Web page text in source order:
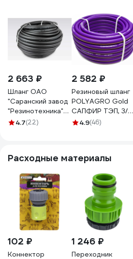
2 663 ₽
Шланг ОАО
"Саранский завод
"Резинотехника"
резиновый,
поливочный 20м
20м
4.7(22)
2 582 ₽
Резиновый шланг
POLYAGRO Gold
САПФИР ТЭП, 3/4",
15 м,
7559715
4.9(46)
Расходные материалы
102 ₽
Коннектор
1 246 ₽
Переходник